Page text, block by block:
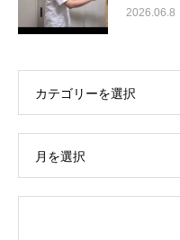
2026.06.8
カテゴリーを選択
月を選択